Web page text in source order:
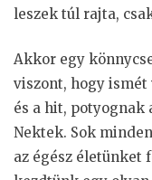
leszek túl rajta,
Akkor egy
viszont, hogy ismét
és a hit, potyognak
Nektek. Sok
az égész életünket